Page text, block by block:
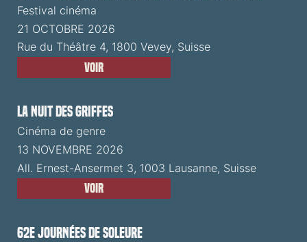
Festival cinéma
21 OCTOBRE 2026
Rue du Théâtre 4, 1800 Vevey, Suisse
Voir
La Nuit des Griffes
Cinéma de genre
13 NOVEMBRE 2026
All. Ernest-Ansermet 3, 1003 Lausanne, Suisse
Voir
62e Journées de Soleure